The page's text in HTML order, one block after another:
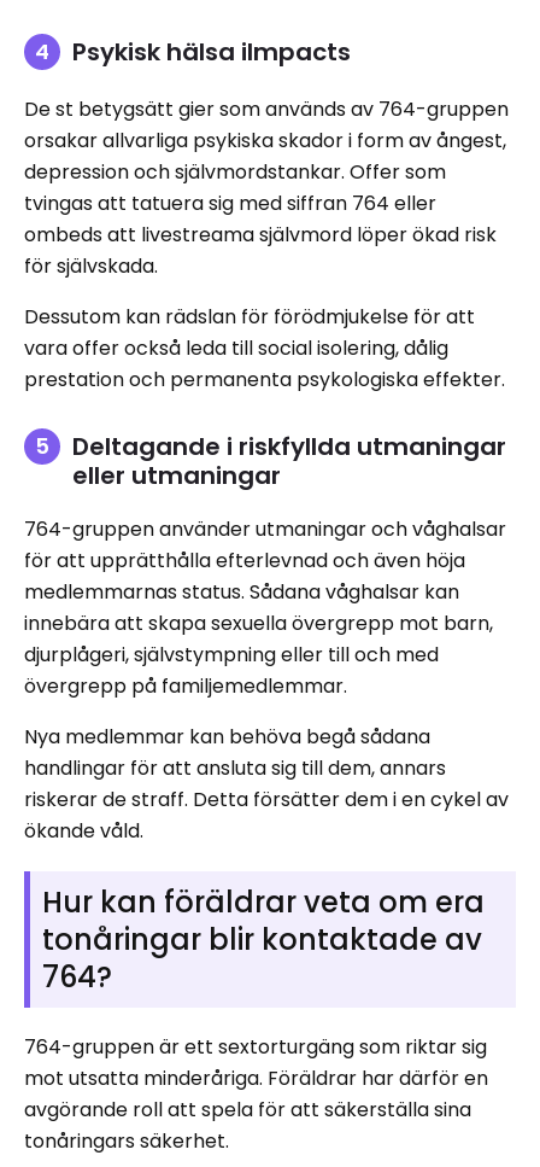
Psykisk hälsa iImpacts
De st betygsätt gier som används av 764-gruppen
orsakar allvarliga psykiska skador i form av ångest,
depression och självmordstankar. Offer som
tvingas att tatuera sig med siffran 764 eller
ombeds att livestreama självmord löper ökad risk
för självskada.
Dessutom kan rädslan för förödmjukelse för att
vara offer också leda till social isolering, dålig
prestation och permanenta psykologiska effekter.
Deltagande i riskfyllda utmaningar
eller utmaningar
764-gruppen använder utmaningar och våghalsar
för att upprätthålla efterlevnad och även höja
medlemmarnas status. Sådana våghalsar kan
innebära att skapa sexuella övergrepp mot barn,
djurplågeri, självstympning eller till och med
övergrepp på familjemedlemmar.
Nya medlemmar kan behöva begå sådana
handlingar för att ansluta sig till dem, annars
riskerar de straff. Detta försätter dem i en cykel av
ökande våld.
Hur kan föräldrar veta om era
tonåringar blir kontaktade av
764?
764-gruppen är ett sextorturgäng som riktar sig
mot utsatta minderåriga. Föräldrar har därför en
avgörande roll att spela för att säkerställa sina
tonåringars säkerhet.